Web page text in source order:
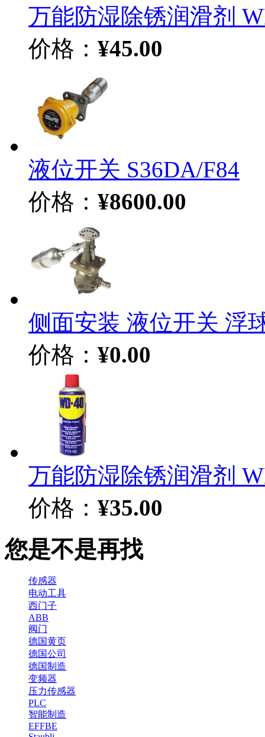
万能防湿除锈润滑剂
价格： ¥45.00
液位开关 S36DA/F84
价格： ¥8600.00
侧面安装 液位开关 浮
价格： ¥0.00
万能防湿除锈润滑剂
价格： ¥35.00
您是不是再找
传感器
电动工具
西门子
ABB
阀门
德国黄页
德国公司
德国制造
变频器
压力传感器
PLC
智能制造
EFFBE